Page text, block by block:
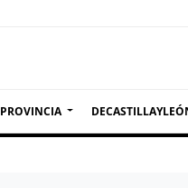
PROVINCIA